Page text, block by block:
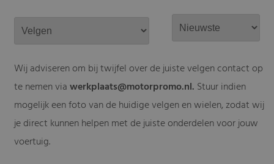
Wij adviseren om bij twijfel over de juiste velgen contact op
te nemen viawerkplaats@motorpromo.nl. Stuur indien
mogelijk een foto van de huidige velgen en wielen, zodat wij
je direct kunnen helpen met de juiste onderdelen voor jouw
voertuig.